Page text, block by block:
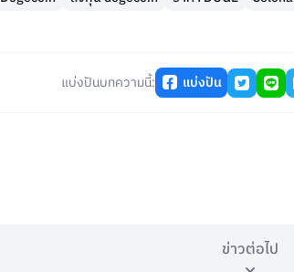
แบ่งปันบทความนี้: แบ่งปัน
ข่าวต่อไป